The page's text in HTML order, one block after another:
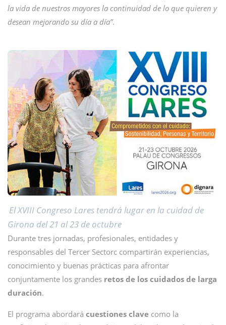
la vida de nuestros mayores la continuidad de lo que quieren y
desean mejorando su día a día”.
El XVIII Congreso Lares tendrá lugar en la cuidad de
Girona del 21 al 23 de octubre
Durante tres jornadas, profesionales, entidades y
responsables del Tercer Sectorc compartirán experiencias,
conocimiento y buenas prácticas para afrontar
conjuntamente los grandes retos de los cuidados de larga
duración.
El programa abordará cuestiones clave como la